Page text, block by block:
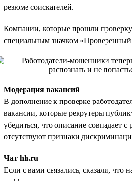
резюме соискателей.
Компании, которые прошли
специальным значком «Проверенный
Модерация вакансий
В дополнение к проверке
вакансии, которые рекрутеры
убедиться, что описание совпадает
отсутствуют признаки
Чат hh.ru
Если с вами связались, сказали, что